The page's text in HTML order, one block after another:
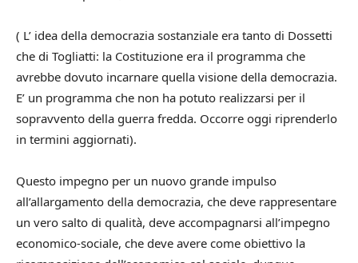
( L’ idea della democrazia sostanziale era tanto di Dossetti
che di Togliatti: la Costituzione era il programma che
avrebbe dovuto incarnare quella visione della democrazia.
E’ un programma che non ha potuto realizzarsi per il
sopravvento della guerra fredda. Occorre oggi riprenderlo
in termini aggiornati).
Questo impegno per un nuovo grande impulso
all’allargamento della democrazia, che deve rappresentare
un vero salto di qualità, deve accompagnarsi all’impegno
economico-sociale, che deve avere come obiettivo la